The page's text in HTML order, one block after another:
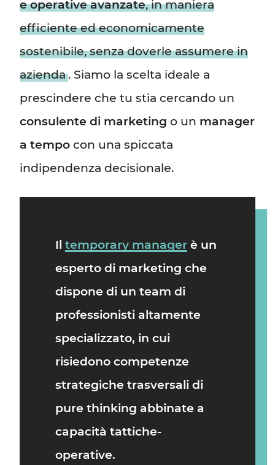
e operative avanzate, in maniera
efficiente ed economicamente
sostenibile, senza doverle assumere in
azienda. Siamo la scelta ideale a
prescindere che tu stia cercando un
consulente di marketing o un manager
a tempo con una spiccata
indipendenza decisionale.
Iltemporary manager è un
esperto di marketing che
dispone di un team di
professionisti altamente
specializzato, in cui
risiedonocompetenze
strategiche trasversali di
pure thinking abbinate a
capacità tattiche-
operative.